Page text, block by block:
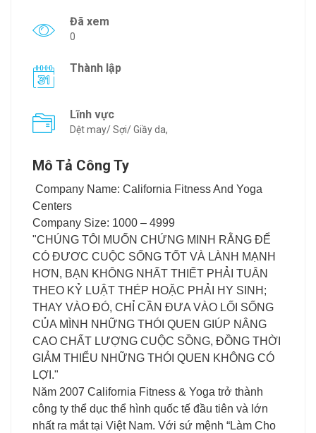
Đã xem
0
Thành lập
Lĩnh vực
Dệt may/ Sợi/ Giầy da,
Mô Tả Công Ty
Company Name: California Fitness And Yoga
Centers
Company Size: 1000 – 4999
"CHÚNG TÔI MUỐN CHỨNG MINH RẰNG ĐỂ
CÓ ĐƯƠC CUỘC SỐNG TỐT VÀ LÀNH MẠNH
HƠN, BẠN KHÔNG NHẤT THIẾT PHẢI TUÂN
THEO KỶ LUẬT THÉP HOẶC PHẢI HY SINH;
THAY VÀO ĐÓ, CHỈ CẦN ĐƯA VÀO LỐI SỐNG
CỦA MÌNH NHỮNG THÓI QUEN GIÚP NÂNG
CAO CHẤT LƯỢNG CUỘC SỒNG, ĐỒNG THỜI
GIẢM THIỂU NHỮNG THÓI QUEN KHÔNG CÓ
LỢI."
Năm 2007 California Fitness & Yoga trở thành
công ty thể dục thể hình quốc tế đầu tiên và lớn
nhất ra mắt tại Việt Nam. Với sứ mệnh “Làm Cho